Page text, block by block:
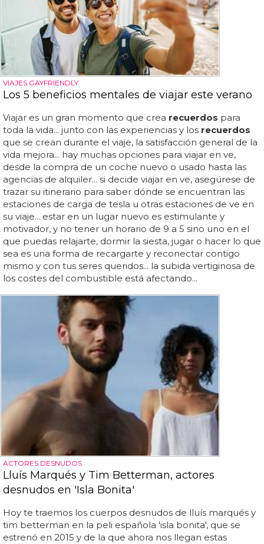
VIAJES GAYFRIENDLY
Los 5 beneficios mentales de viajar este verano
Viajar es un gran momento que crea recuerdos para
toda la vida... junto con las experiencias y los recuerdos
que se crean durante el viaje, la satisfacción general de la
vida mejora... hay muchas opciones para viajar en ve,
desde la compra de un coche nuevo o usado hasta las
agencias de alquiler... si decide viajar en ve, asegúrese de
trazar su itinerario para saber dónde se encuentran las
estaciones de carga de tesla u otras estaciones de ve en
su viaje... estar en un lugar nuevo es estimulante y
motivador, y no tener un horario de 9 a 5 sino uno en el
que puedas relajarte, dormir la siesta, jugar o hacer lo que
sea es una forma de recargarte y reconectar contigo
mismo y con tus seres queridos... la subida vertiginosa de
los costes del combustible está afectando...
ACTORES DESNUDOS
Lluís Marqués y Tim Betterman, actores
desnudos en 'Isla Bonita'
Hoy te traemos los cuerpos desnudos de lluís marqués y
tim betterman en la peli española 'isla bonita', que se
estrenó en 2015 y de la que ahora nos llegan estas